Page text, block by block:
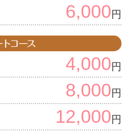
6,000円
4,000円
8,000円
12,000円